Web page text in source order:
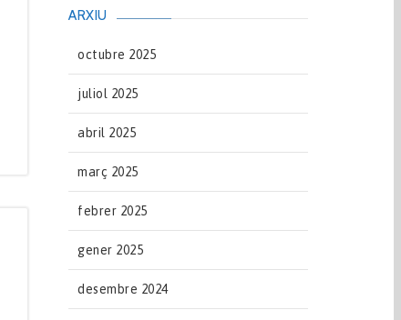
ARXIU
octubre 2025
juliol 2025
abril 2025
març 2025
febrer 2025
gener 2025
desembre 2024